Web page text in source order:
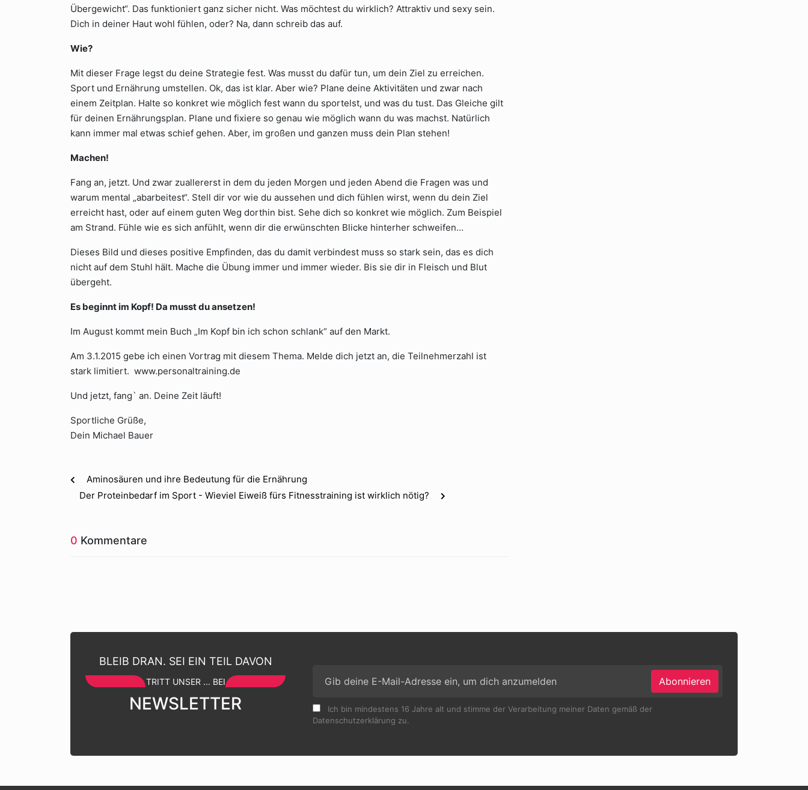
Übergewicht“. Das funktioniert ganz sicher nicht. Was möchtest du wirklich? Attraktiv und sexy sein.
Dich in deiner Haut wohl fühlen, oder? Na, dann schreib das auf.
Wie?
Mit dieser Frage legst du deine Strategie fest. Was musst du dafür tun, um dein Ziel zu erreichen.
Sport und Ernährung umstellen. Ok, das ist klar. Aber wie? Plane deine Aktivitäten und zwar nach
einem Zeitplan. Halte so konkret wie möglich fest wann du sportelst, und was du tust. Das Gleiche gilt
für deinen Ernährungsplan. Plane und fixiere so genau wie möglich wann du was machst. Natürlich
kann immer mal etwas schief gehen. Aber, im großen und ganzen muss dein Plan stehen!
Machen!
Fang an, jetzt. Und zwar zuallererst in dem du jeden Morgen und jeden Abend die Fragen was und
warum mental „abarbeitest“. Stell dir vor wie du aussehen und dich fühlen wirst, wenn du dein Ziel
erreicht hast, oder auf einem guten Weg dorthin bist. Sehe dich so konkret wie möglich. Zum Beispiel
am Strand. Fühle wie es sich anfühlt, wenn dir die erwünschten Blicke hinterher schweifen…
Dieses Bild und dieses positive Empfinden, das du damit verbindest muss so stark sein, das es dich
nicht auf dem Stuhl hält. Mache die Übung immer und immer wieder. Bis sie dir in Fleisch und Blut
übergeht.
Es beginnt im Kopf! Da musst du ansetzen!
Im August kommt mein Buch „Im Kopf bin ich schon schlank“ auf den Markt.
Am 3.1.2015 gebe ich einen Vortrag mit diesem Thema. Melde dich jetzt an, die Teilnehmerzahl ist
stark limitiert. www.personaltraining.de
Und jetzt, fang` an. Deine Zeit läuft!
Sportliche Grüße,
Dein Michael Bauer
Aminosäuren und ihre Bedeutung für die Ernährung
Der Proteinbedarf im Sport - Wieviel Eiweiß fürs Fitnesstraining ist wirklich nötig?
0 Kommentare
BLEIB DRAN. SEI EIN TEIL DAVON
TRITT UNSER ... BEI
NEWSLETTER
Abonnieren
Ich bin mindestens 16 Jahre alt und stimme der Verarbeitung meiner Daten gemäß der
Datenschutzerklärung zu.